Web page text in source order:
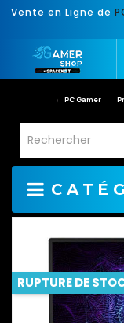
Vente en Ligne de
PC Gamer
RUPTURE DE